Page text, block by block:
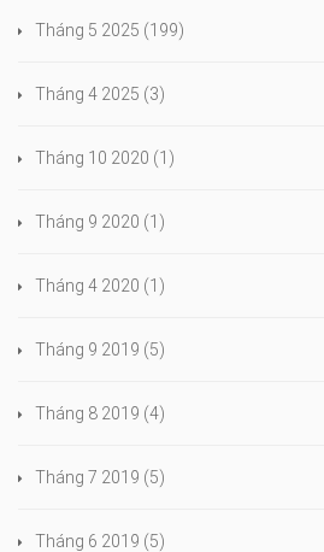
Tháng 5 2025 (199)
Tháng 4 2025 (3)
Tháng 10 2020 (1)
Tháng 9 2020 (1)
Tháng 4 2020 (1)
Tháng 9 2019 (5)
Tháng 8 2019 (4)
Tháng 7 2019 (5)
Tháng 6 2019 (5)